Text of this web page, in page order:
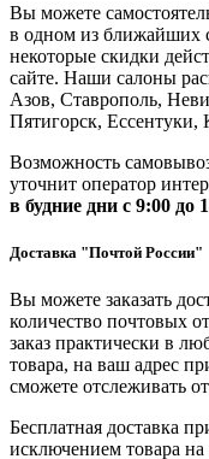
Вы можете
в одном из ближайших
некоторые скидки
сайте. Наши салоны
Азов, Ставрополь,
Пятигорск, Ессентуки,
Возможность
уточнит оператор
в будние дни с 9:00 до
Доставка "Почтой России"
Вы можете заказать
количество почтовых
заказ практически в
товара, на ваш адрес
сможете отслеживать
Бесплатная доставка
исключением товара на